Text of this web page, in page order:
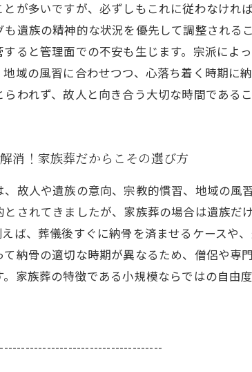
が多いですが、必ずしもこれに従わなけ
遺族の精神的な状況を優先して調整され
ると管理面での不安も生じます。宗派に
域の風習に合わせつつ、心落ち着く時期
われず、故人と向き合う大切な時間である
消！家族葬だからこその選び方
故人や遺族の意向、宗教的慣習、地域の
されてきましたが、家族葬の場合は遺族
ば、葬儀後すぐに納骨を済ませるケースや
納骨の適切な時期が異なるため、僧侶や
家族葬の特徴である小規模ならではの自